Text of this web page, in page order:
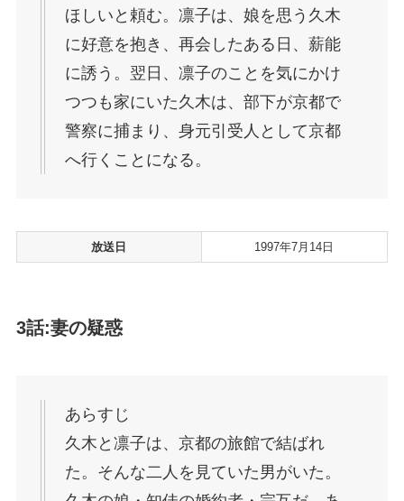
ほしいと頼む。凛子は、娘を思う久木
に好意を抱き、再会したある日、薪能
に誘う。翌日、凛子のことを気にかけ
つつも家にいた久木は、部下が京都で
警察に捕まり、身元引受人として京都
へ行くことになる。
放送日 1997年7月14日
3話:妻の疑惑
あらすじ
久木と凛子は、京都の旅館で結ばれ
た。そんな二人を見ていた男がいた。